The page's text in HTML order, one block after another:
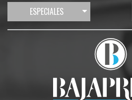
ESPECIALES